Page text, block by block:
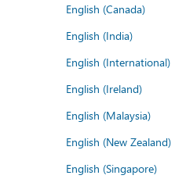
English (Canada)
English (India)
English (International)
English (Ireland)
English (Malaysia)
English (New Zealand)
English (Singapore)